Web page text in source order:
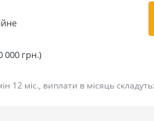
000 грн.)
12 міс., виплати в місяць